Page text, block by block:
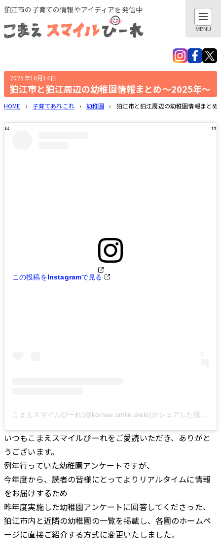
このページの本文へ
狛江市の子育ての情報やアイディアを発信中
MENU
検索
親子でおでかけ・遊び
地域とつながる
2025年10月14日
狛江市と狛江周辺の幼稚園情報まとめ～2025年～
HOME › 子育てあれこれ › 幼稚園 › 狛江市と狛江周辺の幼稚園情報まとめ
この投稿をInstagramで見る
いつもこまえスマイルぴーれをご愛読いただき、ありがと
うございます。
例年行っていた幼稚園アンケートですが、
今年度から、読者の皆様にとってよりリアルタイムに情報
をお届けするため
昨年度実施した幼稚園アンケートに回答してくださった、
狛江市内と近隣の幼稚園の一覧を掲載し、各園のホームペ
ージに直接ご紹介する方式に変更いたしました。